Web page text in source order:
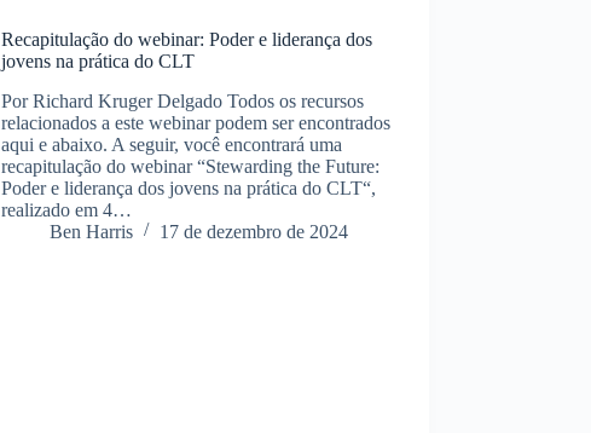
Recapitulação do webinar: Poder e liderança dos
jovens na prática do CLT
Por Richard Kruger Delgado Todos os recursos
relacionados a este webinar podem ser encontrados
aqui e abaixo. A seguir, você encontrará uma
recapitulação do webinar “Stewarding the Future:
Poder e liderança dos jovens na prática do CLT“,
realizado em 4…
Ben Harris
17 de dezembro de 2024